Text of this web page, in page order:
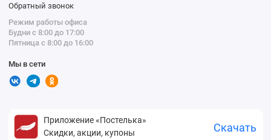
Обратный звонок
Режим работы офиса
Будни с 8:00 до 17:00
Пятница с 8:00 до 16:00
Мы в сети
Приложение «Постелька»
Скидки, акции, купоны
Скачать